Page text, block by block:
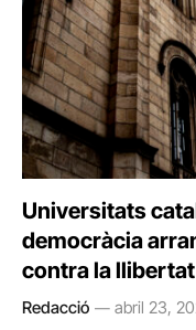
Universitats
democràcia
contra la
Redacció abril 23,